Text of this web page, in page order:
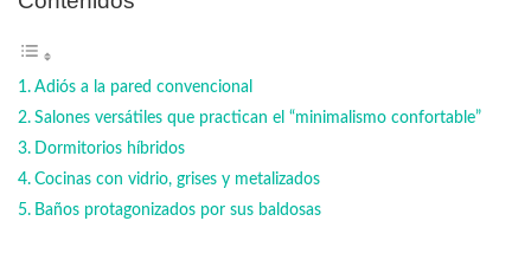
Adiós a la pared convencional
Salones versátiles que practican el “minimalismo confortable”
Dormitorios híbridos
Cocinas con vidrio, grises y metalizados
Baños protagonizados por sus baldosas